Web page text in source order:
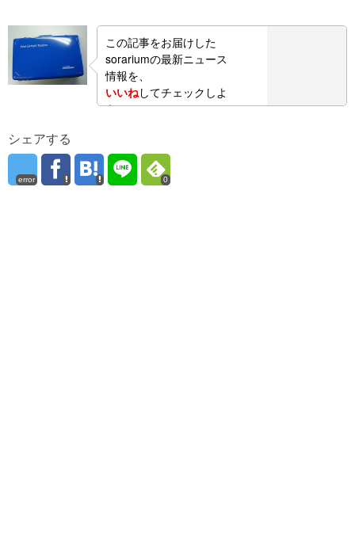
この記事をお届けした
sorariumの最新ニュース
情報を、
いいねしてチェックしよ
う！
シェアする
error 0